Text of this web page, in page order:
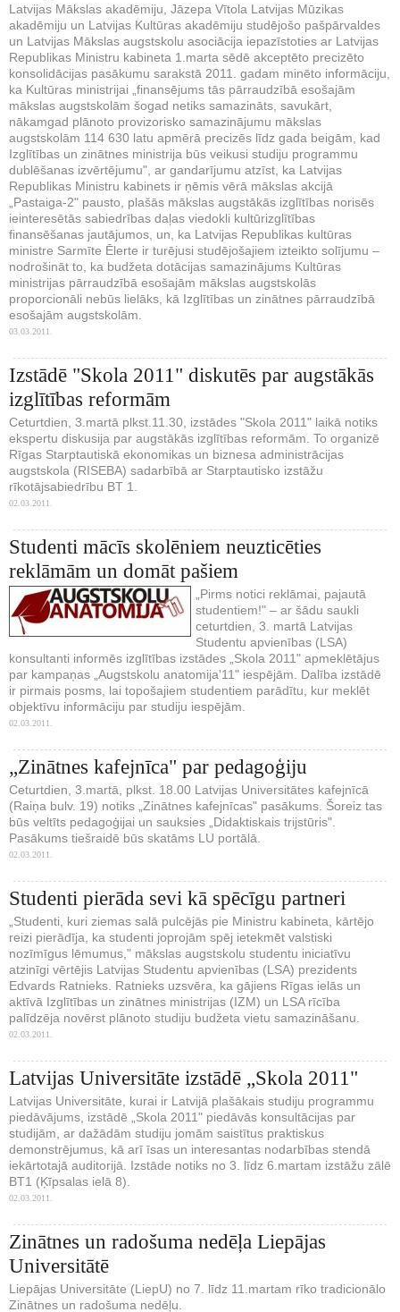
Latvijas Mākslas akadēmiju, Jāzepa Vītola Latvijas Mūzikas
akadēmiju un Latvijas Kultūras akadēmiju studējošo pašpārvaldes
un Latvijas Mākslas augstskolu asociācija iepazīstoties ar Latvijas
Republikas Ministru kabineta 1.marta sēdē akceptēto precizēto
konsolidācijas pasākumu sarakstā 2011. gadam minēto informāciju,
ka Kultūras ministrijai „finansējums tās pārraudzībā esošajām
mākslas augstskolām šogad netiks samazināts, savukārt,
nākamgad plānoto provizorisko samazinājumu mākslas
augstskolām 114 630 latu apmērā precizēs līdz gada beigām, kad
Izglītības un zinātnes ministrija būs veikusi studiju programmu
dublēšanas izvērtējumu", ar gandarījumu atzīst, ka Latvijas
Republikas Ministru kabinets ir ņēmis vērā mākslas akcijā
„Pastaiga-2" pausto, plašās mākslas augstākās izglītības norisēs
ieinteresētās sabiedrības daļas viedokli kultūrizglītības
finansēšanas jautājumos, un, ka Latvijas Republikas kultūras
ministre Sarmīte Ēlerte ir turējusi studējošajiem izteikto solījumu –
nodrošināt to, ka budžeta dotācijas samazinājums Kultūras
ministrijas pārraudzībā esošajām mākslas augstskolās
proporcionāli nebūs lielāks, kā Izglītības un zinātnes pārraudzībā
esošajām augstskolām.
03.03.2011.
Izstādē "Skola 2011" diskutēs par augstākās
izglītības reformām
Ceturtdien, 3.martā plkst.11.30, izstādes "Skola 2011" laikā notiks
ekspertu diskusija par augstākās izglītības reformām. To organizē
Rīgas Starptautiskā ekonomikas un biznesa administrācijas
augstskola (RISEBA) sadarbībā ar Starptautisko izstāžu
rīkotājsabiedrību BT 1.
02.03.2011.
Studenti mācīs skolēniem neuzticēties
reklāmām un domāt pašiem
„Pirms notici reklāmai, pajautā
studentiem!" – ar šādu saukli
ceturtdien, 3. martā Latvijas
Studentu apvienības (LSA)
konsultanti informēs izglītības izstādes „Skola 2011" apmeklētājus
par kampaņas „Augstskolu anatomija'11" iespējām. Dalība izstādē
ir pirmais posms, lai topošajiem studentiem parādītu, kur meklēt
objektīvu informāciju par studiju iespējām.
02.03.2011.
„Zinātnes kafejnīca" par pedagoģiju
Ceturtdien, 3.martā, plkst. 18.00 Latvijas Universitātes kafejnīcā
(Raiņa bulv. 19) notiks „Zinātnes kafejnīcas" pasākums. Šoreiz tas
būs veltīts pedagoģijai un sauksies „Didaktiskais trijstūris".
Pasākums tiešraidē būs skatāms LU portālā.
02.03.2011.
Studenti pierāda sevi kā spēcīgu partneri
„Studenti, kuri ziemas salā pulcējās pie Ministru kabineta, kārtējo
reizi pierādīja, ka studenti joprojām spēj ietekmēt valstiski
nozīmīgus lēmumus," mākslas augstskolu studentu iniciatīvu
atzinīgi vērtējis Latvijas Studentu apvienības (LSA) prezidents
Edvards Ratnieks. Ratnieks uzsvēra, ka gājiens Rīgas ielās un
aktīvā Izglītības un zinātnes ministrijas (IZM) un LSA rīcība
palīdzēja novērst plānoto studiju budžeta vietu samazināšanu.
02.03.2011.
Latvijas Universitāte izstādē „Skola 2011"
Latvijas Universitāte, kurai ir Latvijā plašākais studiju programmu
piedāvājums, izstādē „Skola 2011" piedāvās konsultācijas par
studijām, ar dažādām studiju jomām saistītus praktiskus
demonstrējumus, kā arī īsas un interesantas nodarbības stendā
iekārtotajā auditorijā. Izstāde notiks no 3. līdz 6.martam izstāžu zālē
BT1 (Ķīpsalas ielā 8).
02.03.2011.
Zinātnes un radošuma nedēļa Liepājas
Universitātē
Liepājas Universitāte (LiepU) no 7. līdz 11.martam rīko tradicionālo
Zinātnes un radošuma nedēļu.